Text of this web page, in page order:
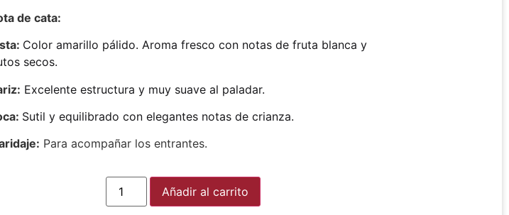
de cata:
Color amarillo pálido. Aroma fresco con notas de fruta blanca y
secos.
Excelente estructura y muy suave al paladar.
Sutil y equilibrado con elegantes notas de crianza.
Para acompañar los entrantes.
Añadir al carrito